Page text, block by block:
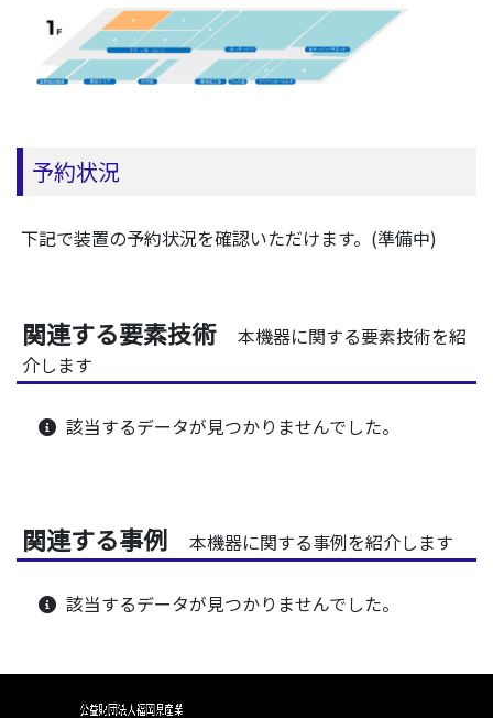
予約状況
下記で装置の予約状況を確認いただけます。(準備中)
関連する要素技術
本機器に関する要素技術を紹
介します
該当するデータが見つかりませんでした。
関連する事例 本機器に関する事例を紹介します
該当するデータが見つかりませんでした。